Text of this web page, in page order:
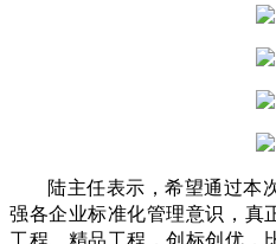
陆主任表示，希望通过本
强各企业标准化管理意识，真